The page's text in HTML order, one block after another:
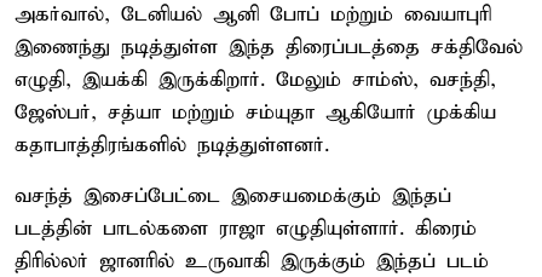
அகர்வால், டேனியல் ஆனி போப் மற்றும் வையாபுரி
இணைந்து நடித்துள்ள இந்த திரைப்படத்தை சக்திவேல்
எழுதி, இயக்கி இருக்கிறார். மேலும் சாம்ஸ், வசந்தி,
ஜேஸ்பர், சத்யா மற்றும் சம்யுதா ஆகியோர் முக்கிய
கதாபாத்திரங்களில் நடித்துள்ளனர்.
வசந்த் இசைப்பேட்டை இசையமைக்கும் இந்தப்
படத்தின் பாடல்களை ராஜா எழுதியுள்ளார். கிரைம்
திரில்லர் ஜானரில் உருவாகி இருக்கும் இந்தப் படம்